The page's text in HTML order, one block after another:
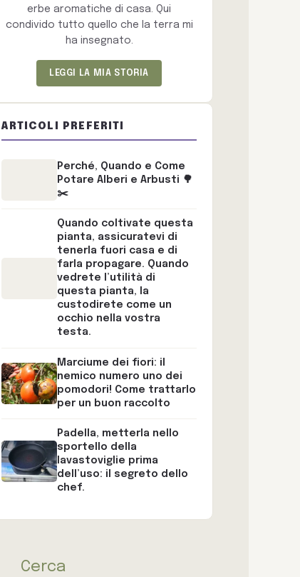
erbe aromatiche di casa. Qui
condivido tutto quello che la terra mi
ha insegnato.
LEGGI LA MIA STORIA
ARTICOLI PREFERITI
Perché, Quando e Come
Potare Alberi e Arbusti 🌳
✂️
Quando coltivate questa
pianta, assicuratevi di
tenerla fuori casa e di
farla propagare. Quando
vedrete l’utilità di
questa pianta, la
custodirete come un
occhio nella vostra
testa.
Marciume dei fiori: il
nemico numero uno dei
pomodori! Come trattarlo
per un buon raccolto
Padella, metterla nello
sportello della
lavastoviglie prima
dell’uso: il segreto dello
chef.
Cerca